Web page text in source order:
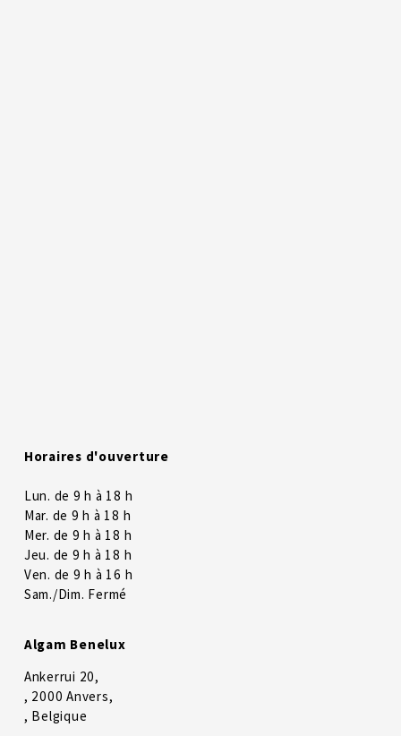
Horaires d'ouverture
Lun. de 9 h à 18 h
Mar. de 9 h à 18 h
Mer. de 9 h à 18 h
Jeu. de 9 h à 18 h
Ven. de 9 h à 16 h
Sam./Dim. Fermé
Algam Benelux
Ankerrui 20,
, 2000 Anvers,
, Belgique